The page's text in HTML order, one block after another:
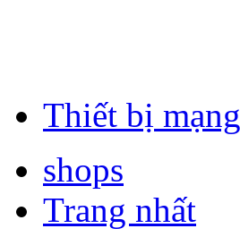
Thiết bị mạng
shops
Trang nhất